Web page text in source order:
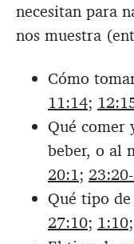
necesitan para
nos muestra
Cómo
11:14;
Qué comer
beber, o al
20:1;
Qué tipo
27:10; 1:10;